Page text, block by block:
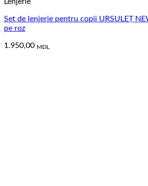
Set de lenjerie pentru copii URSULEȚ
pe roz
1.950,00 MDL